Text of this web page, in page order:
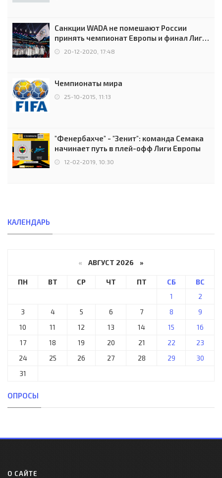
Санкции WADA не помешают России
принять чемпионат Европы и финал Лиги
чемпионов.
20-12-2020, 17:48
Чемпионаты мира
25-10-2015, 11:13
"Фенербахче" - "Зенит": команда Семака
начинает путь в плей-офф Лиги Европы
12-02-2019, 10:30
КАЛЕНДАРЬ
« АВГУСТ 2026 »
ПН ВТ СР ЧТ ПТ СБ
ВС
1
2
3
4 5 6 7 8
9
10
11 12 13 14 15
16
17
18 19 20 21 22
23
24
25 26 27 28 29
30
31
ОПРОСЫ
О САЙТЕ